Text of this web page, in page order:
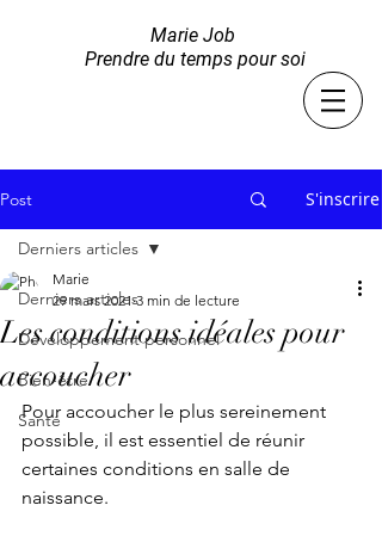
Marie Job
Prendre du temps pour soi
Post S'inscrire
Derniers articles
Développement personnel
Bien-être
Santé
Derniers articles
Les conditions idéales pour
accoucher
Marie
29 mars 2021 3 min de lecture
Pour accoucher le plus sereinement
possible, il est essentiel de réunir
certaines conditions en salle de
naissance.